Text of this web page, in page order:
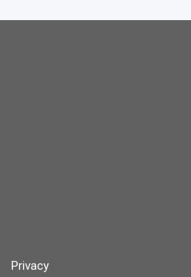
Privacy